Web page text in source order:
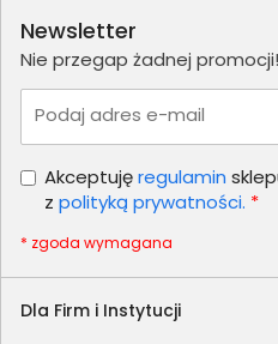
Dla Firm i Instytucji
Newsletter
Nie przegap żadnej promocji!
Podaj adres e-mail
Akceptujęregulamin
z polityką prywatności. *
* zgoda wymagana